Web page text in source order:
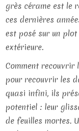
grès cérame est le
ces dernières
est posé sur un
extérieure.
Comment recouvrir
pour recouvrir les
quasi infini, ils
potentiel : leur
de feuilles mortes.